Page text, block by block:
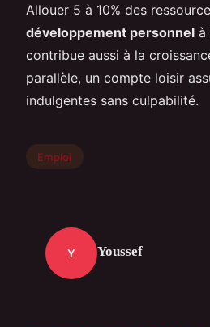
Allouer 5 à 10% des
développement personnel à
contribue aussi à la
parallèle, un compte loisir
indulgentes sans culpabilité.
Emploi
Y Youssef